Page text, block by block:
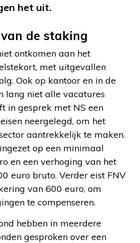
het uit.
de staking
ontkomen aan het
met uitgevallen
Ook op kantoor en in de
lang niet alle vacatures
in gesprek met NS een
neergelegd, om het
aantrekkelijk te maken.
op een minimaal
en een verhoging van het
euro bruto. Verder eist FNV
van 600 euro, om
te compenseren.
hebben in meerdere
gesproken over een